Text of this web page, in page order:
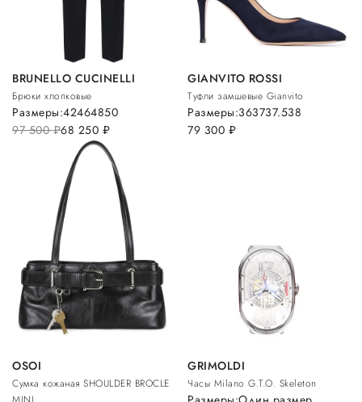
BRUNELLO CUCINELLI
Брюки хлопковые
97 500руб.68 250 руб.
Размеры:42464850
GIANVITO ROSSI
Туфли замшевые Gianvito
79 300 руб.
Размеры:363737.538
OSOI
Сумка кожаная SHOULDER BROCLE
GRIMOLDI
Часы Milano G.T.O. Skeleton